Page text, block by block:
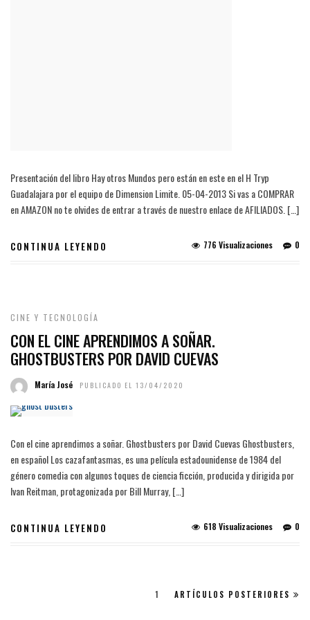
Presentación del libro Hay otros Mundos pero están en este en el H Tryp
Guadalajara por el equipo de Dimension Limite. 05-04-2013 Si vas a COMPRAR
en AMAZON no te olvides de entrar a través de nuestro enlace de AFILIADOS. […]
CONTINUA LEYENDO 0
776 Visualizaciones
CINE Y TECNOLOGÍA
CON EL CINE APRENDIMOS A SOÑAR.
GHOSTBUSTERS POR DAVID CUEVAS
María José PUBLICADO EL 13/04/2020
Con el cine aprendimos a soñar. Ghostbusters por David Cuevas Ghostbusters,
en español Los cazafantasmas, es una película estadounidense de 1984 del
género comedia con algunos toques de ciencia ficción, producida y dirigida por
Ivan Reitman, protagonizada por Bill Murray, […]
CONTINUA LEYENDO 0
618 Visualizaciones
1 ARTÍCULOS POSTERIORES